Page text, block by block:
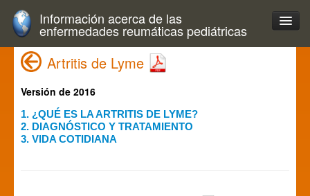
Información acerca de las
enfermedades reumáticas pediátricas
Artritis de Lyme
Versión de 2016
1. ¿QUÉ ES LA ARTRITIS DE LYME?
2. DIAGNÓSTICO Y TRATAMIENTO
3. VIDA COTIDIANA